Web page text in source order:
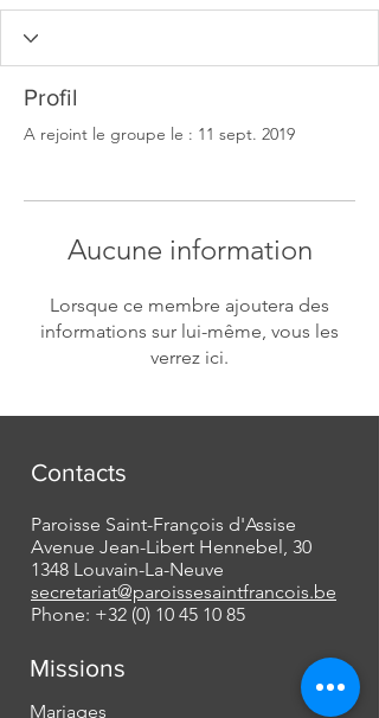
Profil
A rejoint le groupe le : 11 sept. 2019
Aucune information
Lorsque ce membre ajoutera des
informations sur lui-même, vous les
verrez ici.
Contacts
Paroisse Saint-François d'Assise
Avenue Jean-Libert Hennebel, 30
1348 Louvain-La-Neuve
secretariat@paroissesaintfrancois.be
Phone: +32 (0) 10 45 10 85
Missions
Mariages